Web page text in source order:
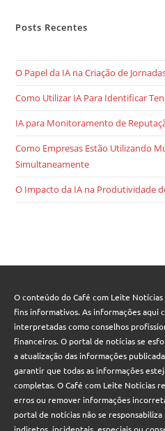
Posts Recentes
O Papel da IA na Criação de
Como Utilizar IA Para Identificar
IA para Monitoramento de
Como Empresas Estão Utilizando
Simultaneamente
O Impacto da IA na Produtividade
O conteúdo do Café com Leite
fins informativos. As informações aqui
interpretadas como conselhos
financeiros. O portal de notícias se
a atualização das informações
garantir que todas as informações
completas. O Café com Leite Notícias
erros ou remover informações
portal de notícias não se